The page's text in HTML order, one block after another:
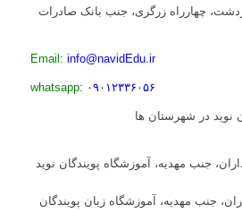
چهارراه زرگری، جنب بانک صادرات
Email : info@navidEdu.ir
whatsapp: ۰۹۰۱۲۳۳۶۰۵۶
نوید در شهرستان ها
جنب مهدیه، آموزشگاه پویندگان نوید
جنب مهدیه، آموزشگاه زبان پویندگان